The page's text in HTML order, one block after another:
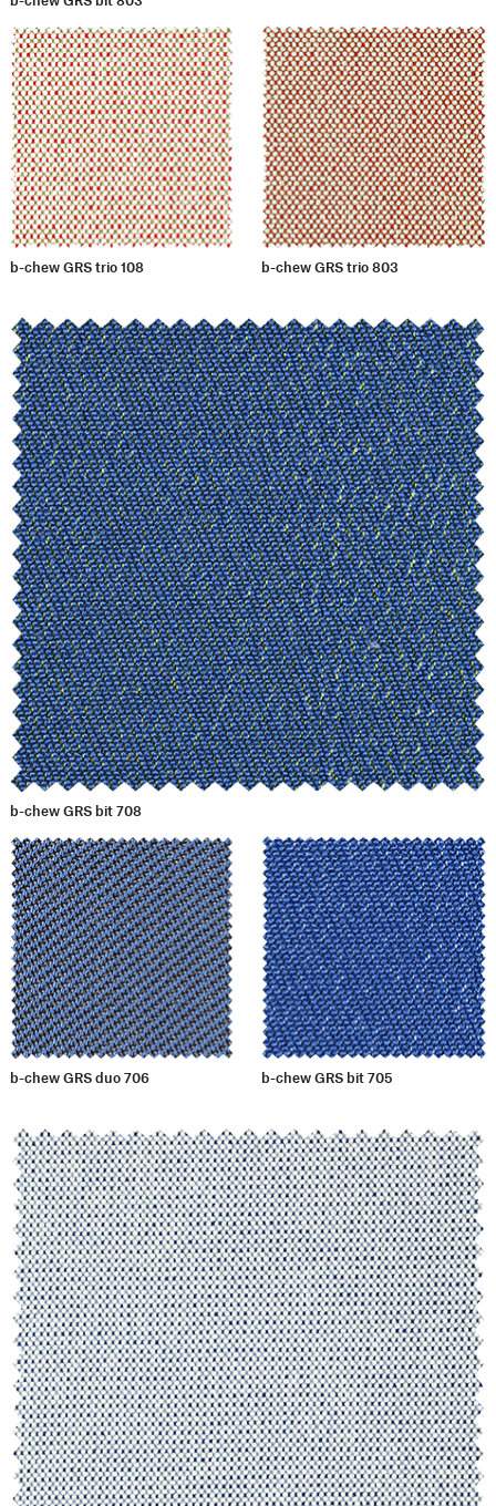
b-chew GRS trio 108 b-chew GRS trio 803
b-chew GRS bit 708
b-chew GRS duo 706 b-chew GRS bit 705